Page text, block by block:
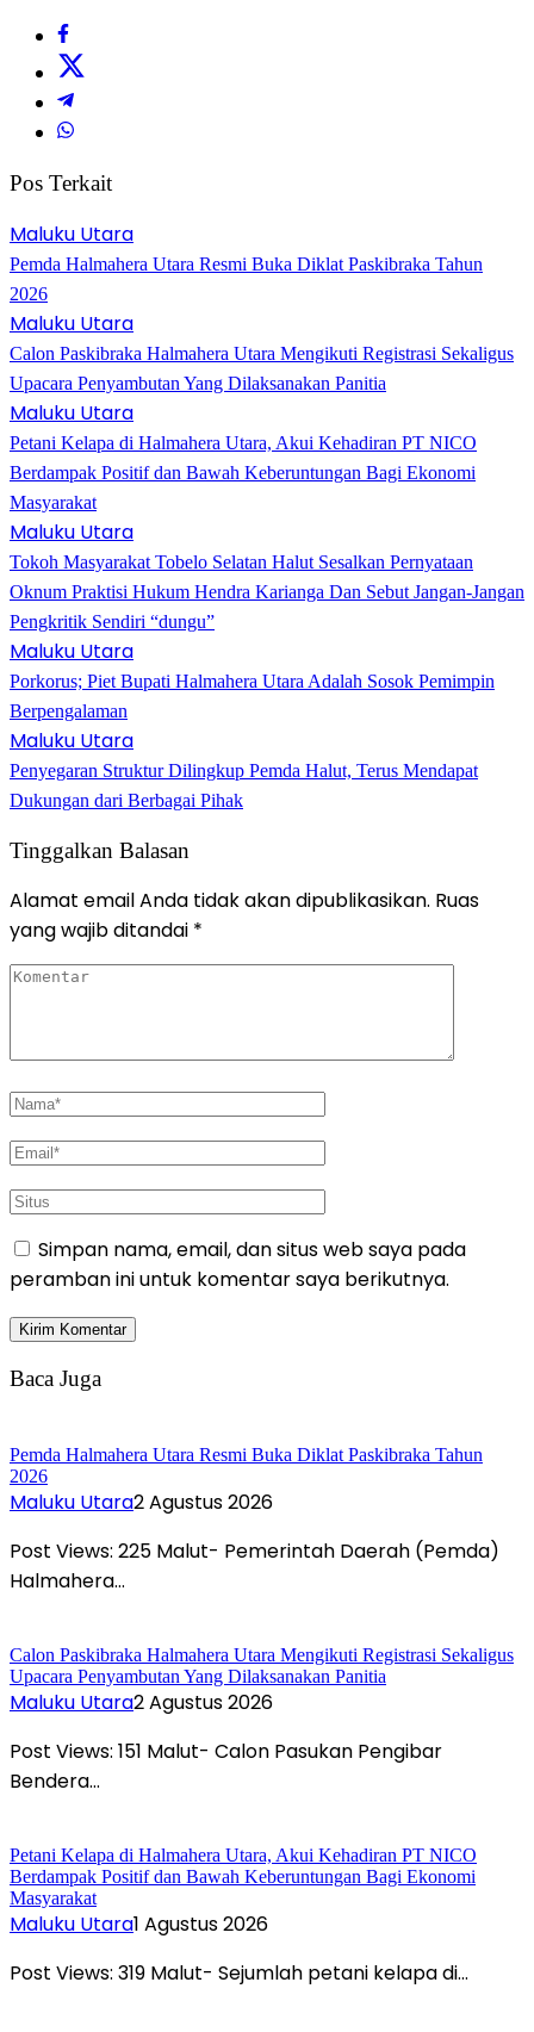
Pos Terkait
Maluku Utara
Pemda Halmahera Utara Resmi Buka Diklat Paskibraka Tahun
2026
Maluku Utara
Calon Paskibraka Halmahera Utara Mengikuti Registrasi Sekaligus
Upacara Penyambutan Yang Dilaksanakan Panitia
Maluku Utara
Petani Kelapa di Halmahera Utara, Akui Kehadiran PT NICO
Berdampak Positif dan Bawah Keberuntungan Bagi Ekonomi
Masyarakat
Maluku Utara
Tokoh Masyarakat Tobelo Selatan Halut Sesalkan Pernyataan
Oknum Praktisi Hukum Hendra Karianga Dan Sebut Jangan-Jangan
Pengkritik Sendiri “dungu”
Maluku Utara
Porkorus; Piet Bupati Halmahera Utara Adalah Sosok Pemimpin
Berpengalaman
Maluku Utara
Penyegaran Struktur Dilingkup Pemda Halut, Terus Mendapat
Dukungan dari Berbagai Pihak
Tinggalkan Balasan
Alamat email Anda tidak akan dipublikasikan. Ruas
yang wajib ditandai *
Simpan nama, email, dan situs web saya pada
peramban ini untuk komentar saya berikutnya.
Baca Juga
Pemda Halmahera Utara Resmi Buka Diklat Paskibraka Tahun
2026
Maluku Utara2 Agustus 2026
Post Views: 225 Malut- Pemerintah Daerah (Pemda)
Halmahera…
Calon Paskibraka Halmahera Utara Mengikuti Registrasi Sekaligus
Upacara Penyambutan Yang Dilaksanakan Panitia
Maluku Utara2 Agustus 2026
Post Views: 151 Malut- Calon Pasukan Pengibar
Bendera…
Petani Kelapa di Halmahera Utara, Akui Kehadiran PT NICO
Berdampak Positif dan Bawah Keberuntungan Bagi Ekonomi
Masyarakat
Maluku Utara1 Agustus 2026
Post Views: 319 Malut- Sejumlah petani kelapa di…